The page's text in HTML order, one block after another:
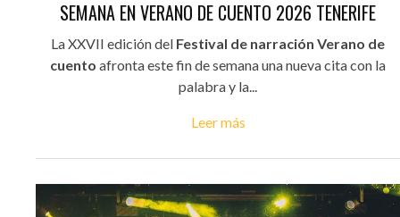
SEMANA EN VERANO DE CUENTO 2026 TENERIFE
La XXVII edición del Festival de narración Verano de
cuento afronta este fin de semana una nueva cita con la
palabra y la...
Leer más